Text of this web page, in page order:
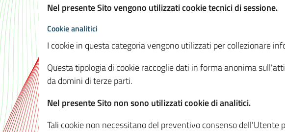
Nel presente Sito vengono utilizzati cookie tecnici di sessione.
Cookie analitici
I cookie in questa categoria vengono utilizzati per collezionare
Questa tipologia di cookie raccoglie dati in forma anonima
da domini di terze parti.
Nel presente Sito non sono utilizzati cookie di analitici.
Tali cookie non necessitano del preventivo consenso dell'Utente